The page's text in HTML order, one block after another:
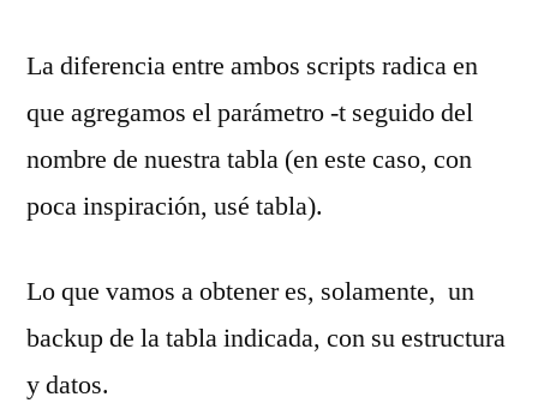
La diferencia entre ambos scripts radica en
que agregamos el parámetro -t seguido del
nombre de nuestra tabla (en este caso, con
poca inspiración, usé tabla).
Lo que vamos a obtener es, solamente, un
backup de la tabla indicada, con su estructura
y datos.